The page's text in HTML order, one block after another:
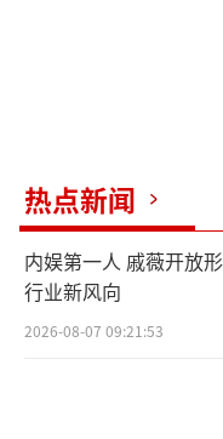
惨，舆论翻车后
在事业上实现独立
热点新闻
内娱第一人 戚薇开放
行业新风向
2026-08-07 09:21:53